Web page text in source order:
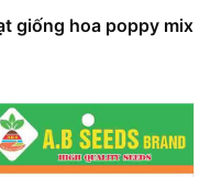
giống hoa poppy mix